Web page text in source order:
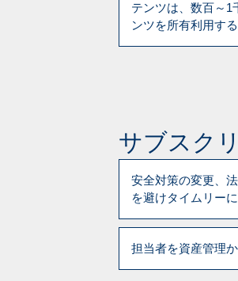
テンツは、数百～1
ンツを所有利用す
サブスク
安全対策の変更、
を避けタイムリー
担当者を資産管理か